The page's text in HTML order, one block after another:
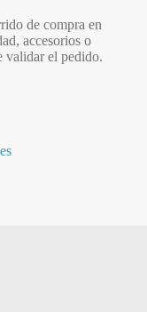
de compra en
accesorios o
validar el pedido.